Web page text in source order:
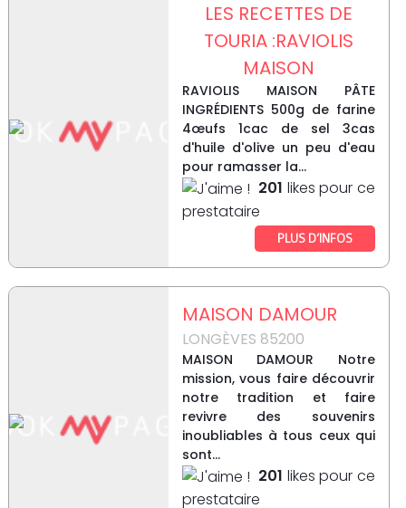
LES RECETTES DE
TOURIA :RAVIOLIS
MAISON
RAVIOLIS MAISON PÂTE
INGRÉDIENTS 500g de farine
4œufs 1cac de sel 3cas
d'huile d'olive un peu d'eau
pour ramasser la...
201 likes pour ce
prestataire
PLUS D’INFOS
MAISON DAMOUR
LONGÈVES 85200
MAISON DAMOUR Notre
mission, vous faire découvrir
notre tradition et faire
revivre des souvenirs
inoubliables à tous ceux qui
sont...
201 likes pour ce
prestataire